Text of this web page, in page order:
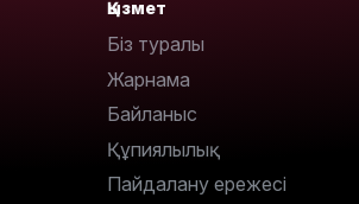
Қызмет
Біз туралы
Жарнама
Байланыс
Құпиялылық
Пайдалану ережесі